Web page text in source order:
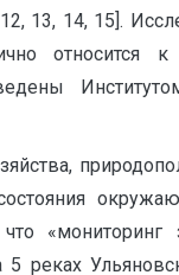
13, 14, 15].
относится к
«мониторинг
реках